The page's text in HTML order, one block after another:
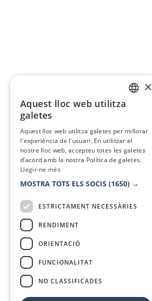
×
Aquest lloc web utilitza
galetes
Aquest lloc web utilitza galetes per millorar
l'experiència de l'usuari. En utilitzar el
nostre lloc web, accepteu totes les galetes
d’acord amb la nostra Política de galetes.
Llegir-ne més
MOSTRA TOTS ELS SOCIS (1650) →
ESTRICTAMENT NECESSÀRIES
RENDIMENT
ORIENTACIÓ
FUNCIONALITAT
NO CLASSIFICADES